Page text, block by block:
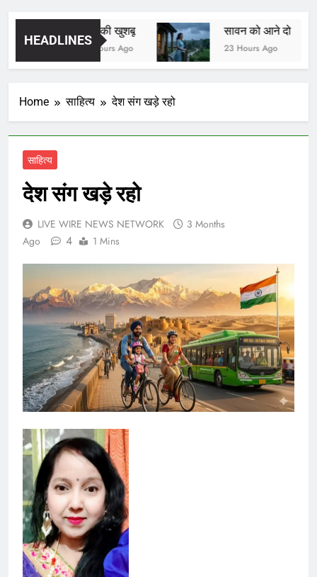
HEADLINES
यादों की खुशबू
22 Hours Ago
सावन को आने दो
23 Hours Ago
Home साहित्य देश संग खड़े रहो
साहित्य
देश संग खड़े रहो
LIVE WIRE NEWS NETWORK
3 Months
Ago
4 1 Mins